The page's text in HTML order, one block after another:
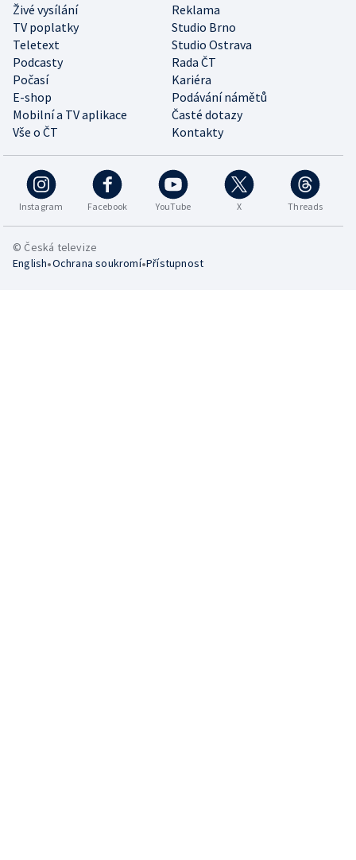
Živé vysílání
Reklama
TV poplatky
Studio Brno
Teletext
Studio Ostrava
Podcasty
Rada ČT
Počasí
Kariéra
E-shop
Podávání námětů
Mobilní a TV aplikace
Časté dotazy
Vše o ČT
Kontakty
Instagram Facebook YouTube X Threads
© Česká televize
English•Ochrana soukromí•Přístupnost